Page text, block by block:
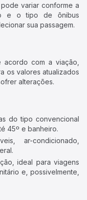
variar conforme a
e o tipo de ônibus
sua passagem.
acordo com a viação,
os valores atualizados
alterações.
do tipo convencional
45º e banheiro.
ar-condicionado,
ideal para viagens
e, possivelmente,